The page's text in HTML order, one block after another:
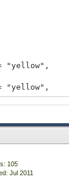
"yellow",
"white", ""}}
""}}
"white", ""}}
"white", ""}}
105
Jul 2011